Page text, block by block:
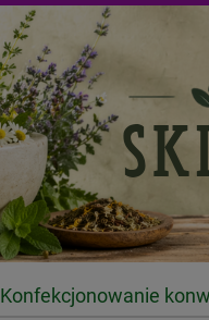
Konfekcjonowanie